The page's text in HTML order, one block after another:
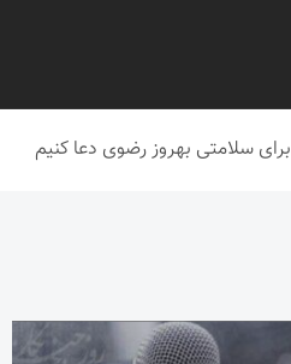
برای سلامتی بهروز رضوی دعا کنیم